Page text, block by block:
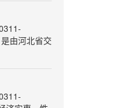
请的；
证的；
束后一年内
、牵引车、
车、有轨电
未提交身体
驶要领，希
时一下踩到
板，主要以
对踏板。以
踩下和抬
由河北省交
每一位学
学员提供
月，满分为